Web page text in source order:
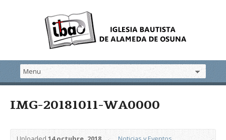
IMG-20181011-WA0000